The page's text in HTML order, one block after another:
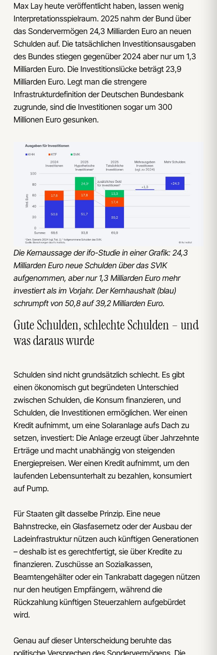
Max Lay heute veröffentlicht haben, lassen wenig
Interpretationsspielraum. 2025 nahm der Bund über
das Sondervermögen 24,3 Milliarden Euro an neuen
Schulden auf. Die tatsächlichen Investitionsausgaben
des Bundes stiegen gegenüber 2024 aber nur um 1,3
Milliarden Euro. Die Investitionslücke beträgt 23,9
Milliarden Euro. Legt man die strengere
Infrastrukturdefinition der Deutschen Bundesbank
zugrunde, sind die Investitionen sogar um 300
Millionen Euro gesunken.
Die Kernaussage der ifo-Studie in einer Grafik: 24,3
Milliarden Euro neue Schulden über das SVIK
aufgenommen, aber nur 1,3 Milliarden Euro mehr
investiert als im Vorjahr. Der Kernhaushalt (blau)
schrumpft von 50,8 auf 39,2 Milliarden Euro.
Gute Schulden, schlechte Schulden – und
was daraus wurde
Schulden sind nicht grundsätzlich schlecht. Es gibt
einen ökonomisch gut begründeten Unterschied
zwischen Schulden, die Konsum finanzieren, und
Schulden, die Investitionen ermöglichen. Wer einen
Kredit aufnimmt, um eine Solaranlage aufs Dach zu
setzen, investiert: Die Anlage erzeugt über Jahrzehnte
Erträge und macht unabhängig von steigenden
Energiepreisen. Wer einen Kredit aufnimmt, um den
laufenden Lebensunterhalt zu bezahlen, konsumiert
auf Pump.
Für Staaten gilt dasselbe Prinzip. Eine neue
Bahnstrecke, ein Glasfasernetz oder der Ausbau der
Ladeinfrastruktur nützen auch künftigen Generationen
– deshalb ist es gerechtfertigt, sie über Kredite zu
finanzieren. Zuschüsse an Sozialkassen,
Beamtengehälter oder ein Tankrabatt dagegen nützen
nur den heutigen Empfängern, während die
Rückzahlung künftigen Steuerzahlern aufgebürdet
wird.
Genau auf dieser Unterscheidung beruhte das
politische Versprechen des Sondervermögens. Die